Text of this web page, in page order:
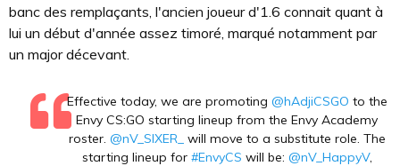
banc des remplaçants, l'ancien joueur d'1.6 connait quant à
lui un début d'année assez timoré, marqué notamment par
un major décevant.
Effective today, we are promoting @hAdjiCSGO to the
Envy CS:GO starting lineup from the Envy Academy
roster. @nV_SIXER_
will move to a substitute role. The
starting lineup for #EnvyCS will be: @nV_HappyV,